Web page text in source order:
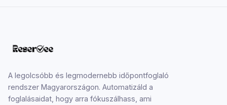
A legolcsóbb és legmodernebb időpontfoglaló
rendszer Magyarországon. Automatizáld a
foglalásaidat, hogy arra fókuszálhass, ami